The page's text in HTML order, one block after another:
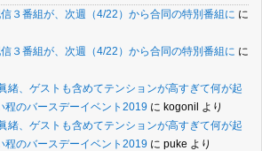
３番組が、次週（4/22）から合同の特別番組に に
３番組が、次週（4/22）から合同の特別番組に に
緒、ゲストも含めてテンションが高すぎて何が起
程のバースデーイベント2019 に kogonil より
緒、ゲストも含めてテンションが高すぎて何が起
程のバースデーイベント2019 に puke より